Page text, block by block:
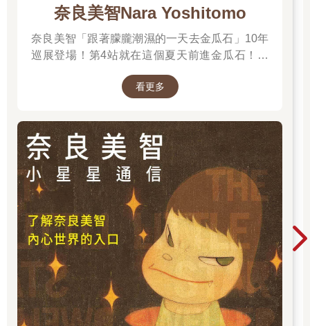
奈良美智Nara Yoshitomo
奈良美智「跟著朦朧潮濕的一天去金瓜石」10年
巡展登場！第4站就在這個夏天前進金瓜石！展
看更多